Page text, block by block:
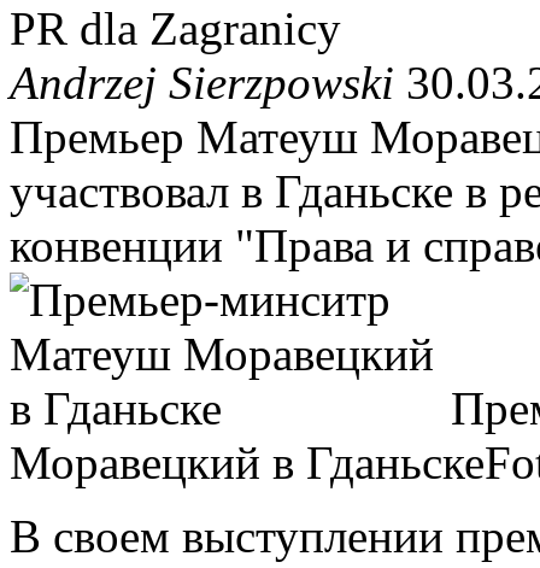
PR dla Zagranicy
Andrzej Sierzpowski
Премьер Матеуш
участвовал в Гданьске в
конвенции "Права и
Моравецкий в Гданьске
В своем выступлении